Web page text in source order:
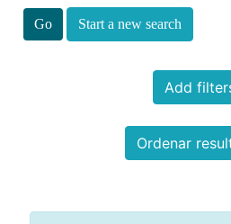
Start a new search
Add
Ordenar